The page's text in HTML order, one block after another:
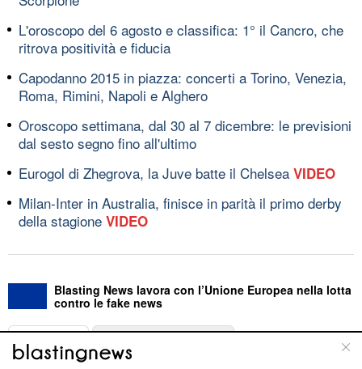
L'oroscopo del 6 agosto e classifica: 1° il Cancro, che
ritrova positività e fiducia
Capodanno 2015 in piazza: concerti a Torino, Venezia,
Roma, Rimini, Napoli e Alghero
Oroscopo settimana, dal 30 al 7 dicembre: le previsioni
dal sesto segno fino all'ultimo
Eurogol di Zhegrova, la Juve batte il Chelsea VIDEO
Milan-Inter in Australia, finisce in parità il primo derby
della stagione VIDEO
Blasting News lavora con l’Unione Europea nella lotta
contro le fake news
ABOUT